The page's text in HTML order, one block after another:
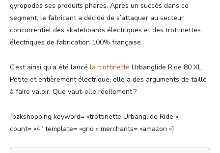
gyropodes ses produits phares. Après un succès dans ce
segment, le fabricant a décidé de s’attaquer au secteur
concurrentiel des skateboards électriques et des trottinettes
électriques de fabrication 100% française.
C’est ainsi qu’a été lancé la trottinette Urbanglide Ride 80 XL.
Petite et entièrement électrique, elle a des arguments de taille
à faire valoir. Que vaut-elle réellement ?
[bzkshopping keyword= »trottinette Urbanglide Ride »
count= »4″ template= »grid » merchants= »amazon »]